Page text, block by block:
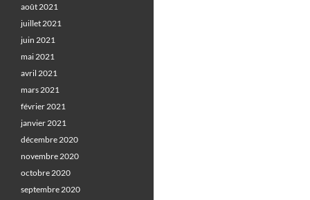
août 2021
juillet 2021
juin 2021
mai 2021
avril 2021
mars 2021
février 2021
janvier 2021
décembre 2020
novembre 2020
octobre 2020
septembre 2020